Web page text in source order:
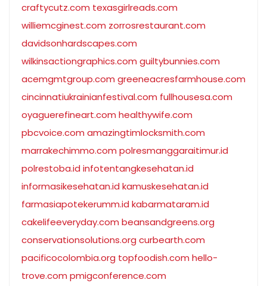
craftycutz.com texasgirlreads.com
williemcginest.com zorrosrestaurant.com
davidsonhardscapes.com
wilkinsactiongraphics.com guiltybunnies.com
acemgmtgroup.com greeneacresfarmhouse.com
cincinnatiukrainianfestival.com fullhousesa.com
oyaguerefineart.com healthywife.com
pbcvoice.com amazingtimlocksmith.com
marrakechimmo.com polresmanggaraitimur.id
polrestoba.id infotentangkesehatan.id
informasikesehatan.id kamuskesehatan.id
farmasiapotekerumm.id kabarmataram.id
cakelifeeveryday.com beansandgreens.org
conservationsolutions.org curbearth.com
pacificocolombia.org topfoodish.com hello-
trove.com pmigconference.com